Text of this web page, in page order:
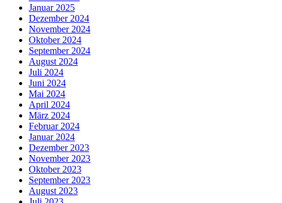
Januar 2025
Dezember 2024
November 2024
Oktober 2024
September 2024
August 2024
Juli 2024
Juni 2024
Mai 2024
April 2024
März 2024
Februar 2024
Januar 2024
Dezember 2023
November 2023
Oktober 2023
September 2023
August 2023